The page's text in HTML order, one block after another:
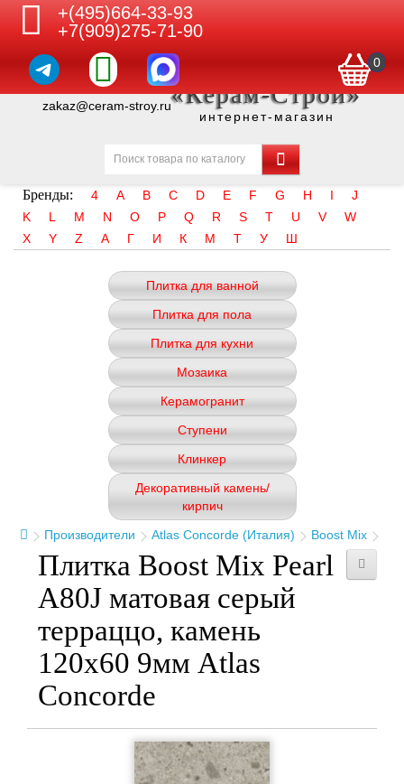
+(495)664-33-93
+7(909)275-71-90
0
zakaz@ceram-stroy.ru«Керам-Строй»
интернет-магазин
Бренды: 4 A B C D E F G H I
J
K
L M N O P Q R S T U V
W
X
Y Z А Г И К М Т У Ш
Плитка для ванной
Плитка для пола
Плитка для кухни
Мозаика
Керамогранит
Ступени
Клинкер
Декоративный камень/
кирпич
Производители
Atlas Concorde (Италия) Boost Mix
Плитка Boost Mix Pearl
A80J матовая серый
терраццо, камень
120x60 9мм Atlas
Concorde